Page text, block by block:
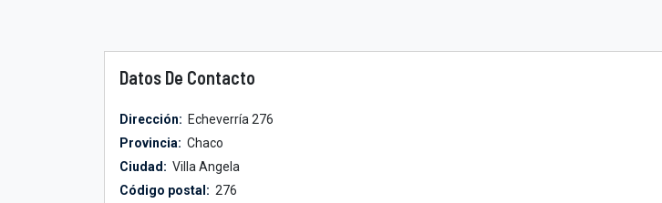
Datos De Contacto
Dirección: Echeverría 276
Provincia: Chaco
Ciudad: Villa Angela
Código postal: 276